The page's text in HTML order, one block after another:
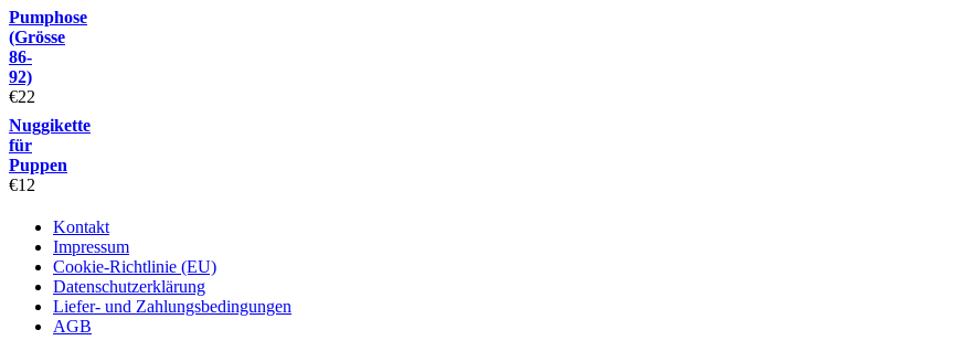
Pumphose
(Grösse
86-
92)
€22
Nuggikette
für
Puppen
€12
Kontakt
Impressum
Cookie-Richtlinie (EU)
Datenschutzerklärung
Liefer- und Zahlungsbedingungen
AGB